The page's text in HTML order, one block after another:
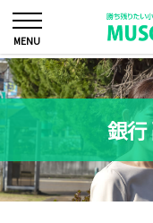
銀行